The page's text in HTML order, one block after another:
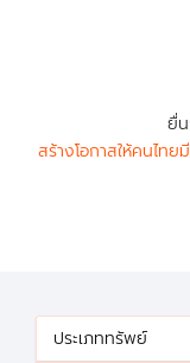
ยื่
สร้างโอกาสให้คนไท
ประเภททรัพย์